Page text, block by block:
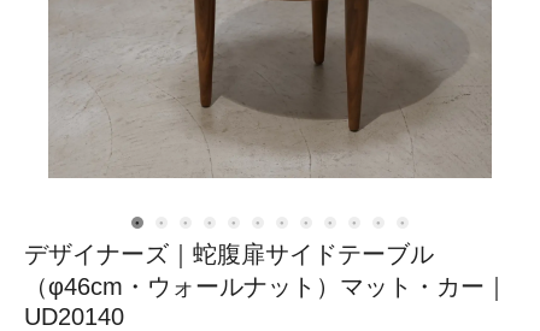
デザイナーズ｜蛇腹扉サイドテーブル
（φ46cm・ウォールナット）マット・カー｜
UD20140